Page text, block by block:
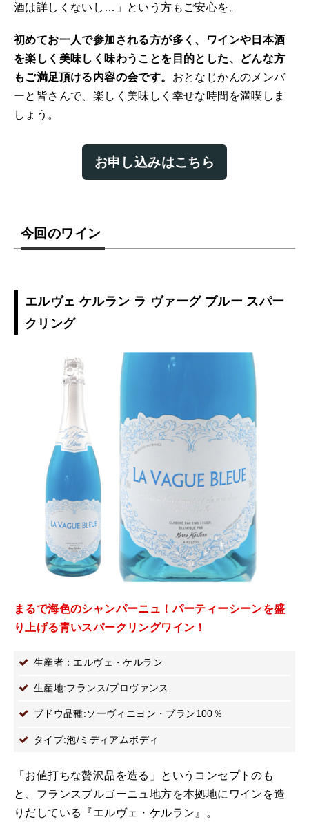
酒は詳しくないし…」という方もご安心を。
初めてお一人で参加される方が多く、ワインや日本酒
を楽しく美味しく味わうことを目的とした、どんな方
もご満足頂ける内容の会です。 おとなじかんのメンバ
ーと皆さんで、楽しく美味しく幸せな時間を満喫しま
しょう。
お申し込みはこちら
今回のワイン
エルヴェ ケルラン ラ ヴァーグ ブルー スパー
クリング
まるで海色のシャンパーニュ！パーティーシーンを盛
り上げる青いスパークリングワイン！
生産者：エルヴェ・ケルラン
生産地:フランス/プロヴァンス
ブドウ品種:ソーヴィニヨン・ブラン100％
タイプ:泡/ミディアムボディ
「お値打ちな贅沢品を造る」というコンセプトのも
と、フランスブルゴーニュ地方を本拠地にワインを造
りだしている『エルヴェ・ケルラン』。